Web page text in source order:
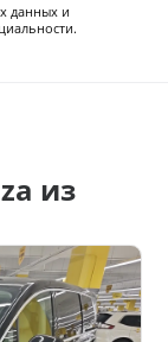
данныхи
из